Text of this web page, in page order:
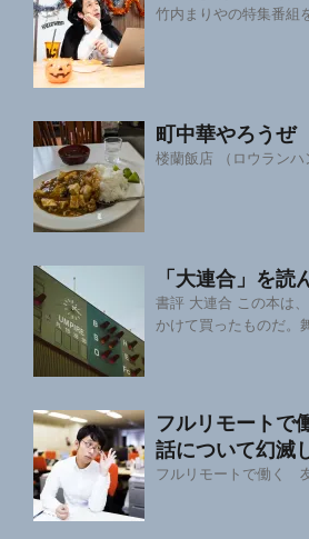
竹内まりやの特集番組
町中華やろうぜ
楼蘭飯店 （ロウランハ
「大連合」を読
書評 大連合 この本は
かけて買ったものだ。
フルリモート
話について幻滅
フルリモートで働く